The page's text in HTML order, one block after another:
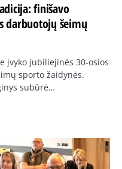
finišavo
darbuotojų šeimų
įvyko jubiliejinės 30-osios
sporto žaidynės.
subūrė…